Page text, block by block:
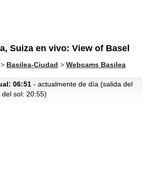
Suiza en vivo: View of Basel
> Basilea-Ciudad > Webcams Basilea
06:51 - actualmente de día (salida del
sol: 20:55)